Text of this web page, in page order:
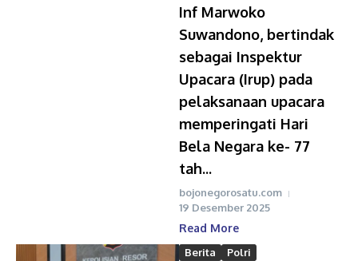
Inf Marwoko
Suwandono, bertindak
sebagai Inspektur
Upacara (Irup) pada
pelaksanaan upacara
memperingati Hari
Bela Negara ke- 77
tah...
bojonegorosatu.com
19 Desember 2025
Read More
Berita Polri